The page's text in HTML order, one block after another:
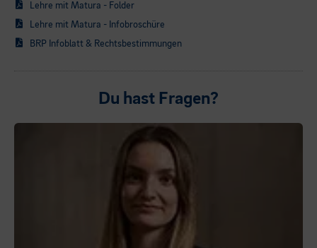
Lehre mit Matura - Folder
Lehre mit Matura - Infobroschüre
BRP Infoblatt & Rechtsbestimmungen
Du hast Fragen?